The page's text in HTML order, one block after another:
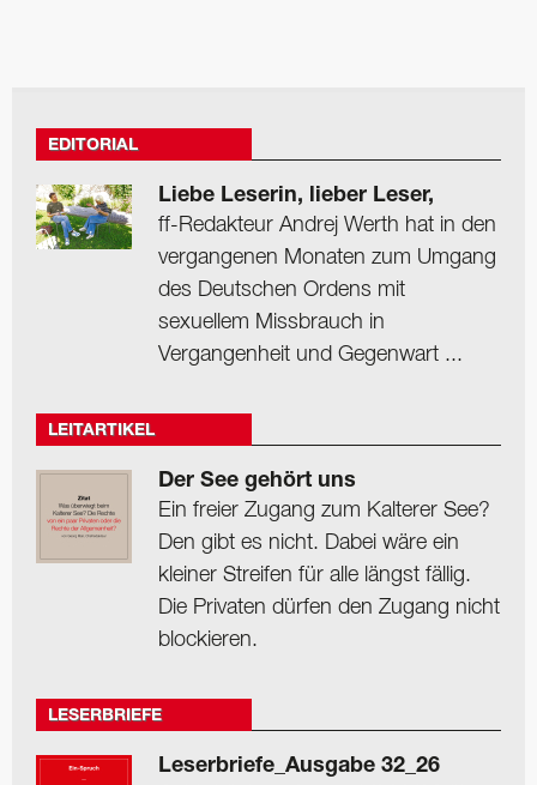
EDITORIAL
Liebe Leserin, lieber Leser,
ff-Redakteur Andrej Werth hat in den
vergangenen Monaten zum Umgang
des Deutschen Ordens mit
sexuellem Missbrauch in
Vergangenheit und Gegenwart ...
LEITARTIKEL
Der See gehört uns
Ein freier Zugang zum Kalterer See?
Den gibt es nicht. Dabei wäre ein
kleiner Streifen für alle längst fällig.
Die Privaten dürfen den Zugang nicht
blockieren.
LESERBRIEFE
Leserbriefe_Ausgabe 32_26